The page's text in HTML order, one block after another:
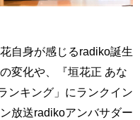
自身が感じるradiko誕生
変化や、『垣花正 あな
ンキング」にランクイン
放送radikoアンバサダー